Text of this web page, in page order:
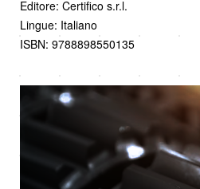
Editore: Certifico s.r.l.
Lingue: Italiano
ISBN: 9788898550135